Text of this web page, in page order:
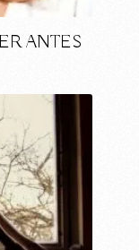
ANTES